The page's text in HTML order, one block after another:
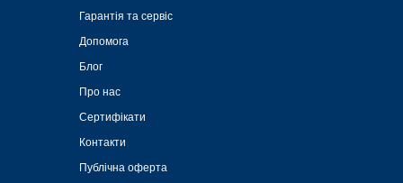
Гарантія та сервіс
Допомога
Блог
Про нас
Сертифікати
Контакти
Публічна оферта